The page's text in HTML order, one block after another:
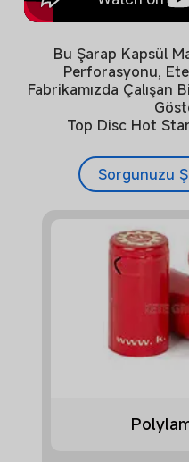
Bu Şarap Kapsül
Perforasyonu,
Fabrikamızda Çalışan
Top Disc Hot
Sorgunuzu